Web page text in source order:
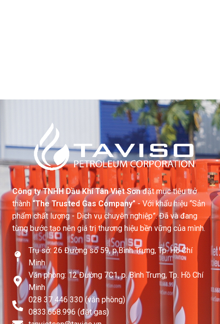
Công ty TNHH Dầu Khí Tân Việt Sơnđặt mục tiêu trở
thành “The Trusted Gas Company”- Với khẩu hiệu “Sản
phẩm chất lượng - Dịch vụ chuyên nghiệp”. Đã và đang
từng bước tạo nên giá trị thương hiệu bền vững của mình.
Trụ sở: 26 Đường số 59, p.Bình Trưng, Tp. Hồ Chí
Minh
Văn phòng: 12 Đường 7C1, p. Bình Trưng, Tp. Hồ Chí
Minh
028 37 446 330 (văn phòng)
0833.668.996 (đặt gas)